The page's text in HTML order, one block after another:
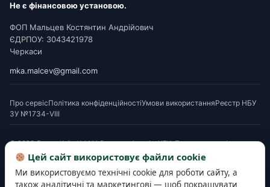
Не є фінансовою установою.
ФОП Мальцев Костянтин Андрійович
ЄДРПОУ: 3043421978
Черкаси
mka.malcev@gmail.com
Про сервісПолітика конфіденційностіУмови використанняРеєстр НБУ
ЗУ №1734-VIII
© 2026 Додам Київ. Усі МФО мають ліцензію НБУ. Посилання на офери є
партнерськими. Перед підписанням ознайомтеся з Паспортом споживчого
кредиту. Деякі матеріали готуються з використанням AI-інструментів і
верифікуються редакцією.
Цей сайт використовує файли cookie
Ми використовуємо технічні cookie для роботи сайту, а
також аналітичні та маркетингові — щоб покращувати